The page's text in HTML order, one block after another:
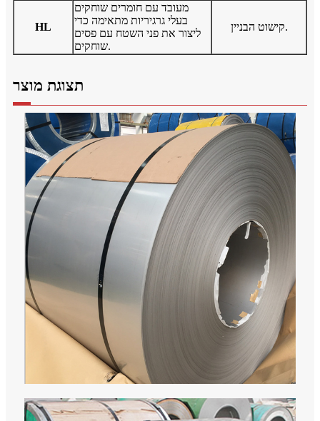
HL
מעובד עם חומרים שוחקים
בעלי גרגיריות מתאימה כדי
ליצור את פני השטח עם פסים
שוחקים.
קישוט הבניין.
תצוגת מוצר